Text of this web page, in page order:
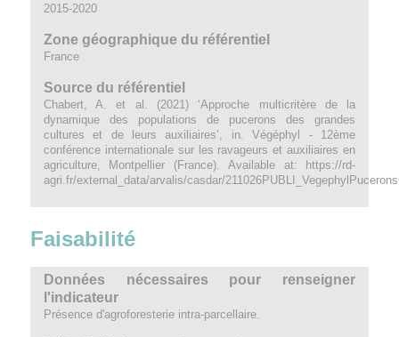
2015-2020
Zone géographique du référentiel
France
Source du référentiel
Chabert, A. et al. (2021) ‘Approche multicritère de la
dynamique des populations de pucerons des grandes
cultures et de leurs auxiliaires’, in. Végéphyl - 12ème
conférence internationale sur les ravageurs et auxiliaires en
agriculture, Montpellier (France). Available at: https://rd-
agri.fr/external_data/arvalis/casdar/
Faisabilité
Données nécessaires pour renseigner
l'indicateur
Présence d'agroforesterie intra-parcellaire.